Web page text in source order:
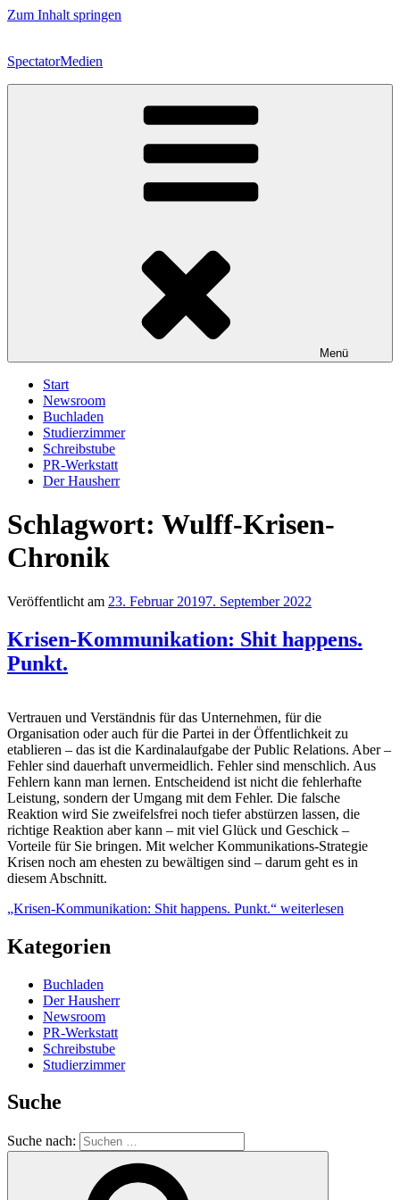
Zum Inhalt springen
SpectatorMedien
Menü
Start
Newsroom
Buchladen
Studierzimmer
Schreibstube
PR-Werkstatt
Der Hausherr
Schlagwort: Wulff-Krisen-
Chronik
Veröffentlicht am 23. Februar 20197. September 2022
Krisen-Kommunikation: Shit happens.
Punkt.
Vertrauen und Verständnis für das Unternehmen, für die
Organisation oder auch für die Partei in der Öffentlichkeit zu
etablieren – das ist die Kardinalaufgabe der Public Relations. Aber –
Fehler sind dauerhaft unvermeidlich. Fehler sind menschlich. Aus
Fehlern kann man lernen. Entscheidend ist nicht die fehlerhafte
Leistung, sondern der Umgang mit dem Fehler. Die falsche
Reaktion wird Sie zweifelsfrei noch tiefer abstürzen lassen, die
richtige Reaktion aber kann – mit viel Glück und Geschick –
Vorteile für Sie bringen. Mit welcher Kommunikations-Strategie
Krisen noch am ehesten zu bewältigen sind – darum geht es in
diesem Abschnitt.
„Krisen-Kommunikation: Shit happens. Punkt.“ weiterlesen
Kategorien
Buchladen
Der Hausherr
Newsroom
PR-Werkstatt
Schreibstube
Studierzimmer
Suche
Suche nach: